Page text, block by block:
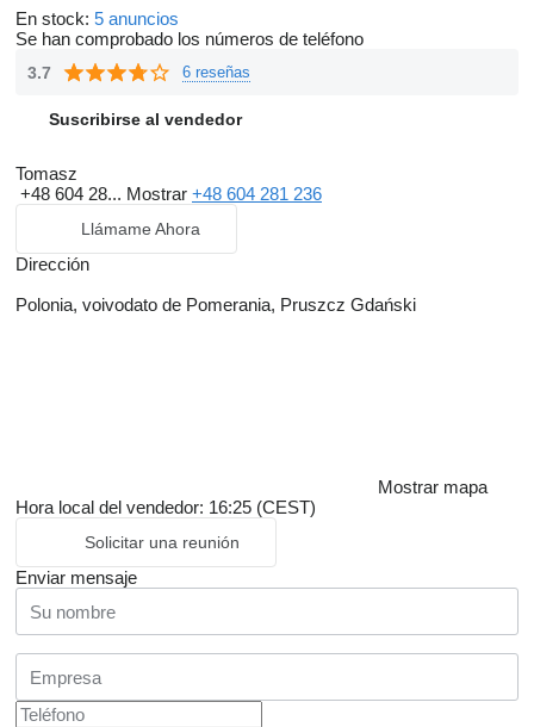
En stock: 5 anuncios
Se han comprobado los números de teléfono
3.7 6 reseñas
Suscribirse al vendedor
Tomasz
+48 604 28... Mostrar +48 604 281 236
Llámame Ahora
Dirección
Polonia, voivodato de Pomerania, Pruszcz Gdański
Mostrar mapa
Hora local del vendedor: 16:25 (CEST)
Solicitar una reunión
Enviar mensaje